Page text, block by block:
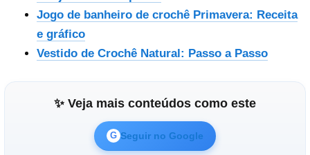
Jogo de banheiro de crochê Primavera: Receita
e gráfico
Vestido de Crochê Natural: Passo a Passo
✨ Veja mais conteúdos como este
G Seguir no Google